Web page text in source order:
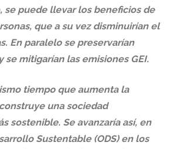
se puede llevar los beneficios de
que a su vez disminuirían el
En paralelo se preservarían
se mitigarían las emisiones GEI.
tiempo que aumenta la
una sociedad
sostenible. Se avanzaría así, en
Sustentable (ODS) en los